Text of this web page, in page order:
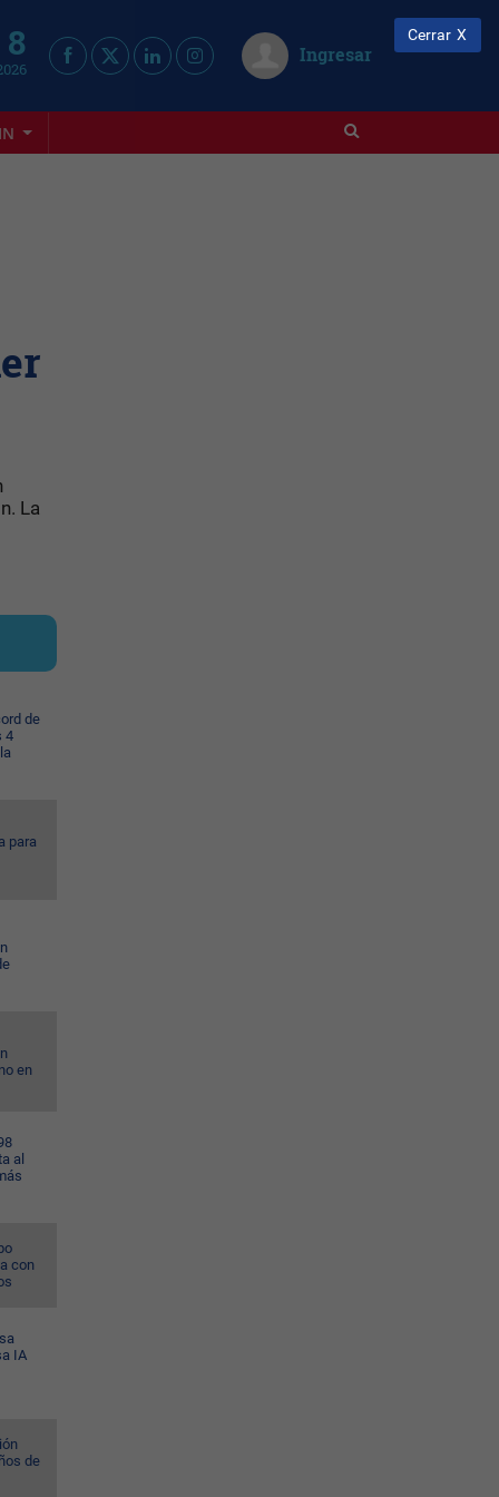
Ingresar
La
de
4
para
en
al
con
IA
de
Cerrar